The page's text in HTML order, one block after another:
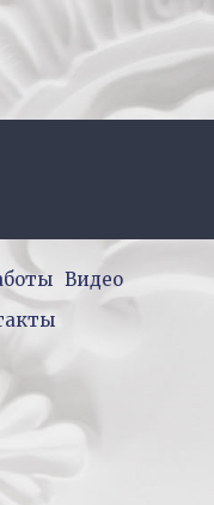
Видео